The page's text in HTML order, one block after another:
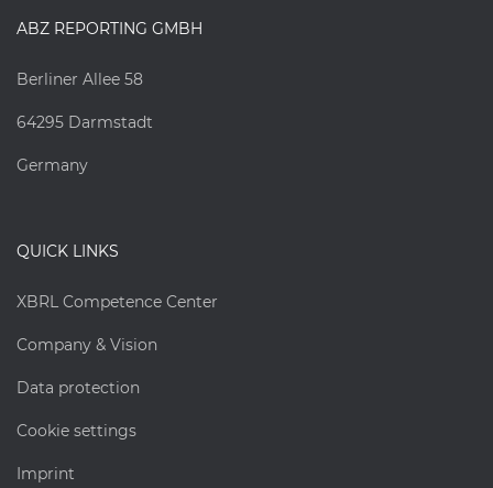
ABZ REPORTING GMBH
Berliner Allee 58
64295 Darmstadt
Germany
QUICK LINKS
XBRL Competence Center
Company & Vision
Data protection
Cookie settings
Imprint